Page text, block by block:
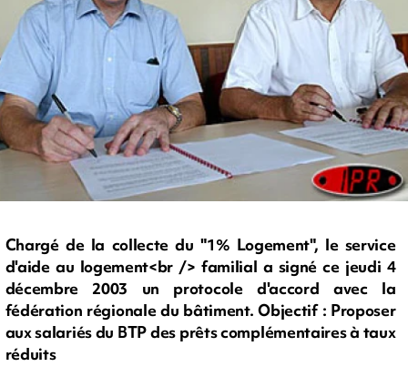
Chargé de la collecte du "1% Logement", le service
d'aide au logement<br /> familial a signé ce jeudi 4
décembre 2003 un protocole d'accord avec la
fédération régionale du bâtiment. Objectif : Proposer
aux salariés du BTP des prêts complémentaires à taux
réduits